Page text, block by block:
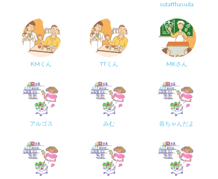
sutaffhasuda
KMくん TTくん MKさん
アルゴス みむ 谷ちゃんだよ